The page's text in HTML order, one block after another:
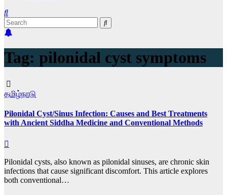
Tag: pilonidal cyst symptoms
தமிழ்நாடு
Pilonidal Cyst/Sinus Infection: Causes and Best Treatments
with Ancient Siddha Medicine and Conventional Methods
Pilonidal cysts, also known as pilonidal sinuses, are chronic skin
infections that cause significant discomfort. This article explores
both conventional…